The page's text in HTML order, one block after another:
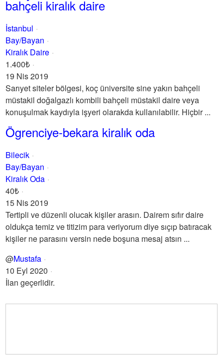
bahçeli kiralık daire
İstanbul
Bay/Bayan
Kiralık Daire
1.400₺
19 Nis 2019
Sarıyet siteler bölgesi, koç üniversite sine yakın bahçeli
müstakil doğalgazlı kombili bahçeli müstakil daire veya
konuşulmak kaydıyla işyeri olarakda kullanılabilir. Hiçbir ...
Ögrenciye-bekara kiralık oda
Bilecik
Bay/Bayan
Kiralık Oda
40₺
15 Nis 2019
Tertipli ve düzenli olucak kişiler arasın. Dairem sıfır daire
oldukça temiz ve titizim para veriyorum diye sıçıp batıracak
kişiler ne parasını versin nede boşuna mesaj atsın ...
@Mustafa
10 Eyl 2020
İlan geçerlidir.